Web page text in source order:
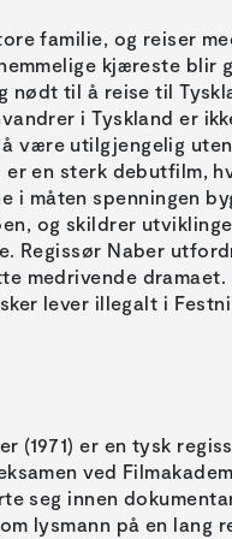
familie, og reiser
kjæreste blir
nødt til å reise til
i Tyskland er
være utilgjengelig
en sterk debutfilm,
i måten spenningen
og skildrer
Regissør Naber
medrivende dramaet.
lever illegalt i
(1971) er en tysk
ved
seg innen
lysmann på en lang